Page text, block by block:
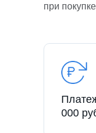
при
000